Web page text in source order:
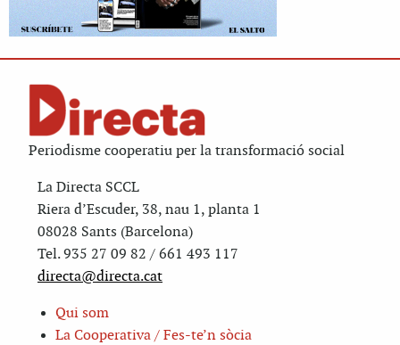
Periodisme cooperatiu per la transformació social
La Directa SCCL
Riera d’Escuder, 38, nau 1, planta 1
08028 Sants (Barcelona)
Tel. 935 27 09 82 / 661 493 117
directa@directa.cat
Qui som
La Cooperativa / Fes-te’n sòcia